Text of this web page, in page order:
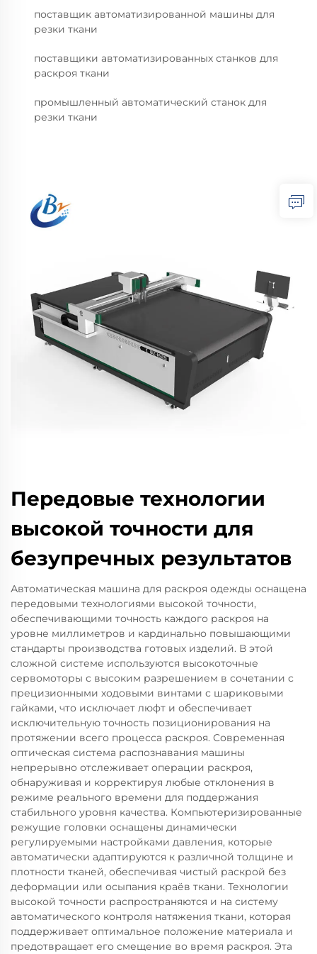
поставщик автоматизированной машины для
резки ткани
поставщики автоматизированных станков для
раскроя ткани
промышленный автоматический станок для
резки ткани
Передовые технологии
высокой точности для
безупречных результатов
Автоматическая машина для раскроя одежды оснащена
передовыми технологиями высокой точности,
обеспечивающими точность каждого раскроя на
уровне миллиметров и кардинально повышающими
стандарты производства готовых изделий. В этой
сложной системе используются высокоточные
сервомоторы с высоким разрешением в сочетании с
прецизионными ходовыми винтами с шариковыми
гайками, что исключает люфт и обеспечивает
исключительную точность позиционирования на
протяжении всего процесса раскроя. Современная
оптическая система распознавания машины
непрерывно отслеживает операции раскроя,
обнаруживая и корректируя любые отклонения в
режиме реального времени для поддержания
стабильного уровня качества. Компьютеризированные
режущие головки оснащены динамически
регулируемыми настройками давления, которые
автоматически адаптируются к различной толщине и
плотности тканей, обеспечивая чистый раскрой без
деформации или осыпания краёв ткани. Технологии
высокой точности распространяются и на систему
автоматического контроля натяжения ткани, которая
поддерживает оптимальное положение материала и
предотвращает его смещение во время раскроя. Эта